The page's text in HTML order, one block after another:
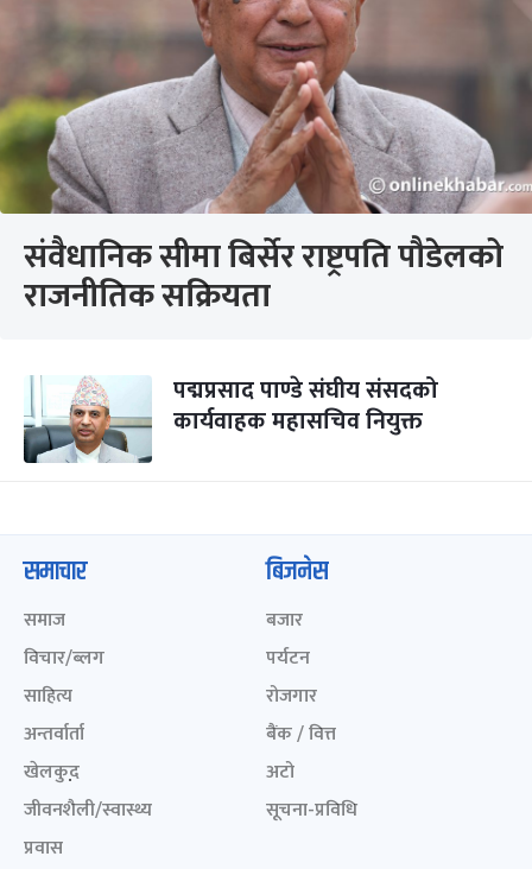
संवैधानिक सीमा बिर्सेर राष्ट्रपति पौडेलको
राजनीतिक सक्रियता
पद्मप्रसाद पाण्डे संघीय संसदको
कार्यवाहक महासचिव नियुक्त
समाचार
समाज
विचार/ब्लग
साहित्य
अन्तर्वार्ता
खेलकुद़़
जीवनशैली/स्वास्थ्य
प्रवास
बिजनेस
बजार
पर्यटन
रोजगार
बैंक / वित्त
अटो
सूचना-प्रविधि